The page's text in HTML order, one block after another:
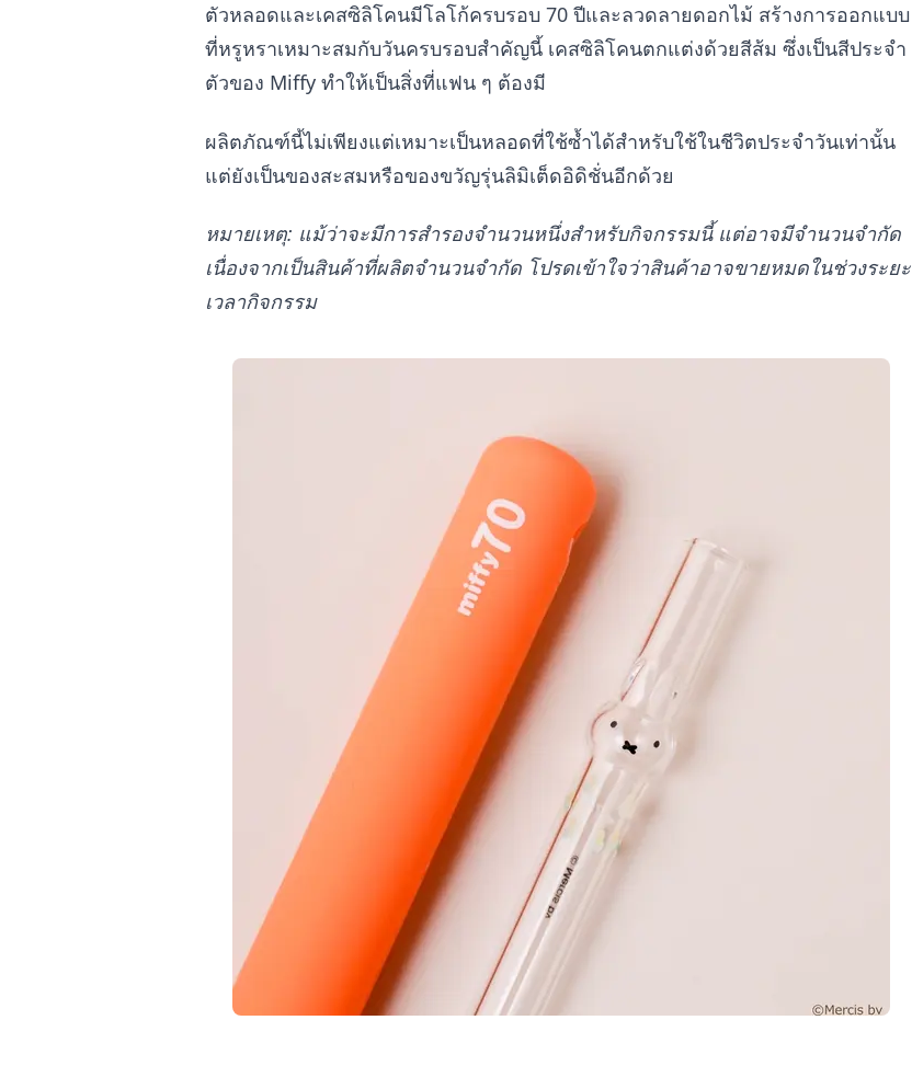
ตัวหลอดและเคสซิลิโคนมีโลโก้ครบรอบ 70 ปีและลวดลายดอกไม้ สร้างการออกแบบ
ที่หรูหราเหมาะสมกับวันครบรอบสำคัญนี้ เคสซิลิโคนตกแต่งด้วยสีส้ม ซึ่งเป็นสีประจำ
ตัวของ Miffy ทำให้เป็นสิ่งที่แฟน ๆ ต้องมี
ผลิตภัณฑ์นี้ไม่เพียงแต่เหมาะเป็นหลอดที่ใช้ซ้ำได้สำหรับใช้ในชีวิตประจำวันเท่านั้น
แต่ยังเป็นของสะสมหรือของขวัญรุ่นลิมิเต็ดอิดิชั่นอีกด้วย
หมายเหตุ: แม้ว่าจะมีการสำรองจำนวนหนึ่งสำหรับกิจกรรมนี้ แต่อาจมีจำนวนจำกัด
เนื่องจากเป็นสินค้าที่ผลิตจำนวนจำกัด โปรดเข้าใจว่าสินค้าอาจขายหมดในช่วงระยะ
เวลากิจกรรม